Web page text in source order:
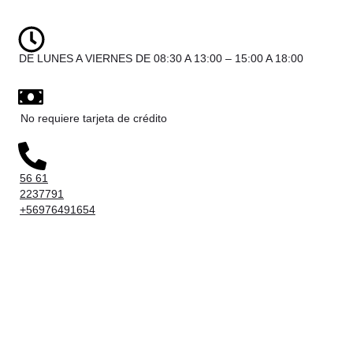
DE LUNES A VIERNES DE 08:30 A 13:00 – 15:00 A 18:00
No requiere tarjeta de crédito
56 61
2237791
+56976491654